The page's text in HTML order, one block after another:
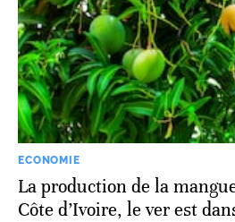
ECONOMIE
La production de la
Côte d’Ivoire, le ver est